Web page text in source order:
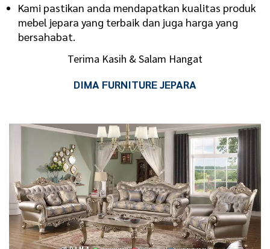
Kami pastikan anda mendapatkan kualitas produk
mebel jepara yang terbaik dan juga harga yang
bersahabat.
Terima Kasih & Salam Hangat
DIMA FURNITURE JEPARA